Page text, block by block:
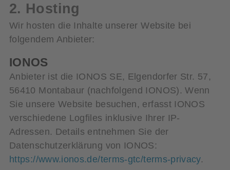
2. Hosting
Wir hosten die Inhalte unserer Website bei
folgendem Anbieter:
IONOS
Anbieter ist die IONOS SE, Elgendorfer Str. 57,
56410 Montabaur (nachfolgend IONOS). Wenn
Sie unsere Website besuchen, erfasst IONOS
verschiedene Logfiles inklusive Ihrer IP-
Adressen. Details entnehmen Sie der
Datenschutzerklärung von IONOS:
https://www.ionos.de/terms-gtc/terms-privacy.